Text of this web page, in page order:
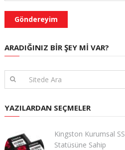
ARADIĞINIZ BIR ŞEY MI VAR?
YAZILARDAN SEÇMELER
Kingston Kurumsal
Statüsüne Sahip